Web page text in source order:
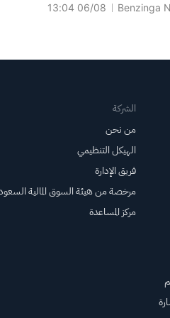
Benzinga
06/08 13:04
الشركة
من نحن
الهيكل التنظيمي
فريق الإدارة
مرخصة من هيئة السوق المالية
مركز المساعدة